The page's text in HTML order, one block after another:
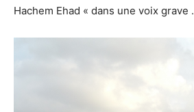
Hachem Ehad « dans une voix grave .